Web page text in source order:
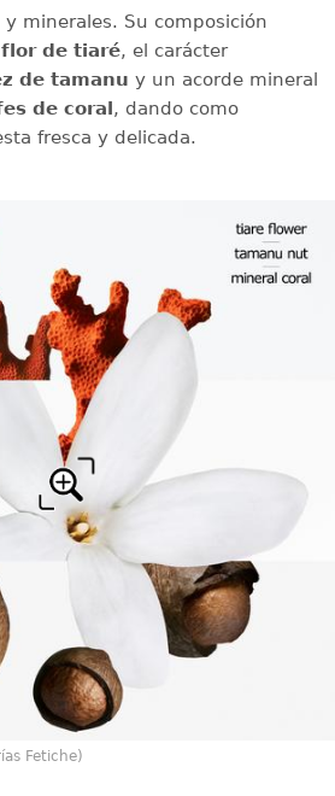
minerales. Su composición
flor de tiaré, el carácter
de tamanu y un acorde mineral
de coral, dando como
fresca y delicada.
Fetiche)